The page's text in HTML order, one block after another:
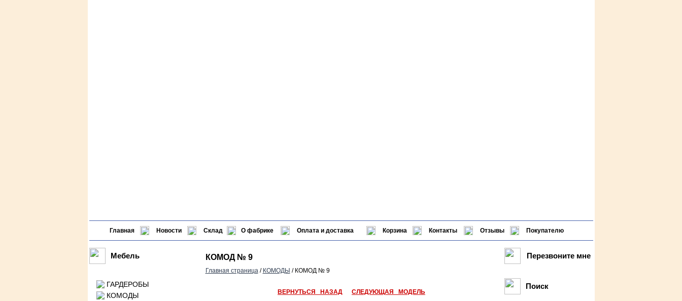
Главная Новости Склад О фабрике Оплата и доставка Корзина Контакты Отзывы Покупателю
Мебель
ГАРДЕРОБЫ
КОМОДЫ
КОМОД № 9
Главная страница/ КОМОДЫ / КОМОД № 9
ВЕРНУТЬСЯ НАЗАД
СЛЕДУЮЩАЯ МОДЕЛЬ
Перезвоните мне
Поиск